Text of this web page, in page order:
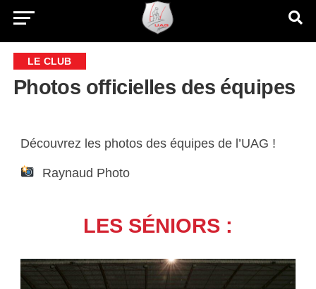
LE CLUB
Photos officielles des équipes
Découvrez les photos des équipes de l’UAG !
Raynaud Photo
LES SÉNIORS :